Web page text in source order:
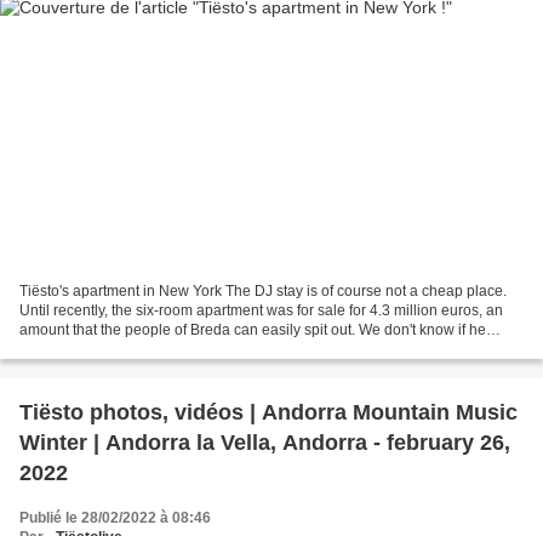
Tiësto's apartment in New York The DJ stay is of course not a cheap place.
Until recently, the six-room apartment was for sale for 4.3 million euros, an
amount that the people of Breda can easily spit out. We don't know if he
Tiësto photos, vidéos | Andorra Mountain Music
Winter | Andorra la Vella, Andorra - february 26,
2022
Publié le 28/02/2022 à 08:46